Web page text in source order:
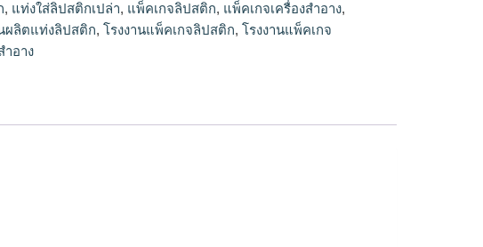
, แท่งใส่ลิปสติกเปล่า, แพ็คเกจลิปสติก, แพ็คเกจเครื่องสำอาง,
ผลิตแท่งลิปสติก,โรงงานแพ็คเกจลิปสติก,โรงงานแพ็คเกจ
ำอาง